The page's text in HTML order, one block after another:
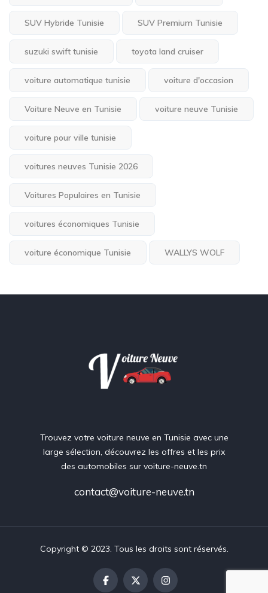
SUV Hybride Tunisie SUV Premium Tunisie
suzuki swift tunisie toyota land cruiser
voiture automatique tunisie voiture d'occasion
Voiture Neuve en Tunisie voiture neuve Tunisie
voiture pour ville tunisie
voitures neuves Tunisie 2026
Voitures Populaires en Tunisie
voitures économiques Tunisie
voiture économique Tunisie WALLYS WOLF
Trouvez votre voiture neuve en Tunisie avec une
large sélection, découvrez les offres et les prix
des automobiles sur voiture-neuve.tn
contact@voiture-neuve.tn
Copyright © 2023. Tous les droits sont réservés.